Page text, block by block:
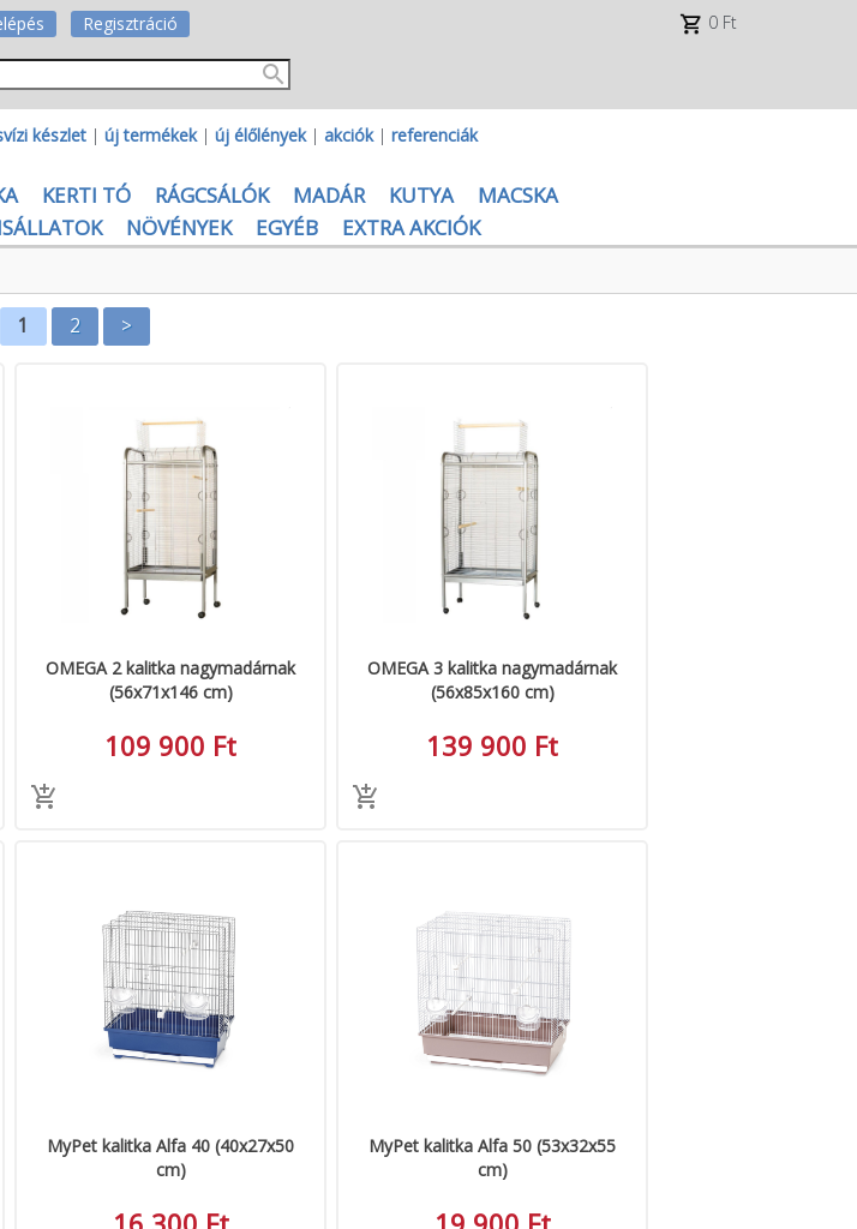
Regisztráció 0 Ft
készlet | új termékek| új élőlények| akciók| referenciák
KERTI TÓ RÁGCSÁLÓK MADÁR KUTYA
MACSKA
NÖVÉNYEK EGYÉB EXTRA AKCIÓK
1 2 >
OMEGA 2 kalitka nagymadárnak
(56x71x146 cm)
109 900 Ft
OMEGA 3 kalitka nagymadárnak
(56x85x160 cm)
139 900 Ft
MyPet kalitka Alfa 40 (40x27x50
cm)
MyPet kalitka Alfa 50 (53x32x55
cm)